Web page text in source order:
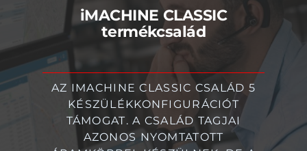
iMACHINE CLASSIC
termékcsalád
AZ IMACHINE CLASSIC CSALÁD 5
KÉSZÜLÉKKONFIGURÁCIÓT
TÁMOGAT. A CSALÁD TAGJAI
AZONOS NYOMTATOTT